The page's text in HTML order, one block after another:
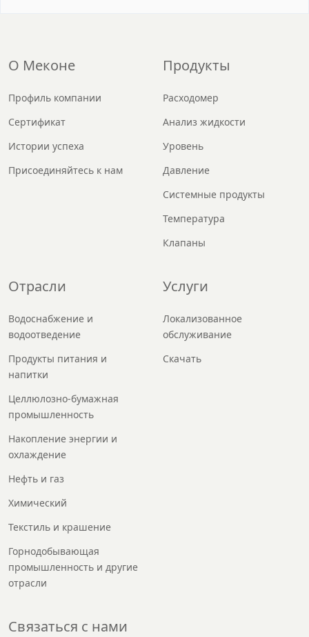
О Меконе
Профиль компании
Сертификат
Истории успеха
Присоединяйтесь к нам
Продукты
Расходомер
Анализ жидкости
Уровень
Давление
Системные продукты
Температура
Клапаны
Отрасли
Водоснабжение и
водоотведение
Продукты питания и
напитки
Целлюлозно-бумажная
промышленность
Накопление энергии и
охлаждение
Нефть и газ
Химический
Текстиль и крашение
Горнодобывающая
промышленность и другие
отрасли
Услуги
Локализованное
обслуживание
Скачать
Связаться с нами